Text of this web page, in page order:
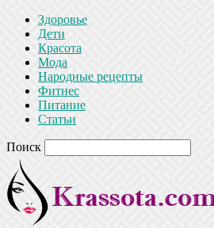
Здоровье
Дети
Красота
Мода
Народные рецепты
Фитнес
Питание
Статьи
Поиск